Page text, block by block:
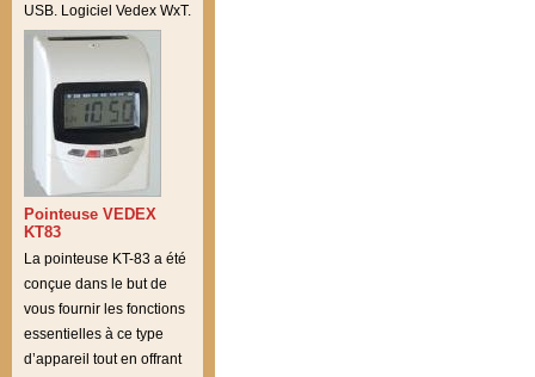
USB. Logiciel Vedex WxT.
Pointeuse VEDEX
KT83
La pointeuse KT-83 a été
conçue dans le but de
vous fournir les fonctions
essentielles à ce type
d’appareil tout en offrant